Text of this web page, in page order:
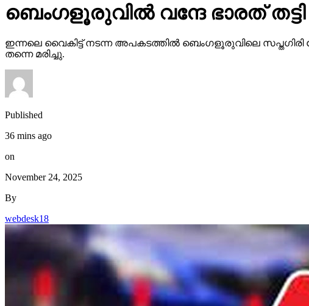
ബെംഗളൂരുവില്‍ വന്ദേ ഭാരത് തട്ടി
ഇന്നലെ വൈകിട്ട് നടന്ന അപകടത്തില്‍ ബെംഗളൂരുവിലെ സപ്തഗിരി
തന്നെ മരിച്ചു.
Published
36 mins ago
on
November 24, 2025
By
webdesk18